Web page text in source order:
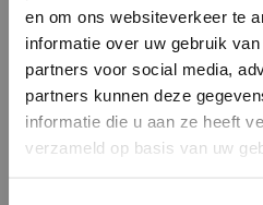
en om ons websiteverkeer te
informatie over uw gebruik
partners voor social media,
partners kunnen deze
informatie die u aan ze heeft
verzameld op basis van uw
Password
BRAND